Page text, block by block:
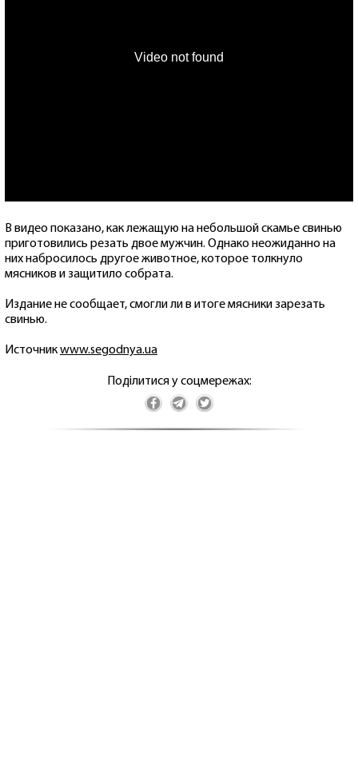
В видео показано, как лежащую на небольшой скамье свинью
приготовились резать двое мужчин. Однако неожиданно на
них набросилось другое животное, которое толкнуло
мясников и защитило собрата.
Издание не сообщает, смогли ли в итоге мясники зарезать
свинью.
Источникwww.segodnya.ua
Поділитися у соцмережах: